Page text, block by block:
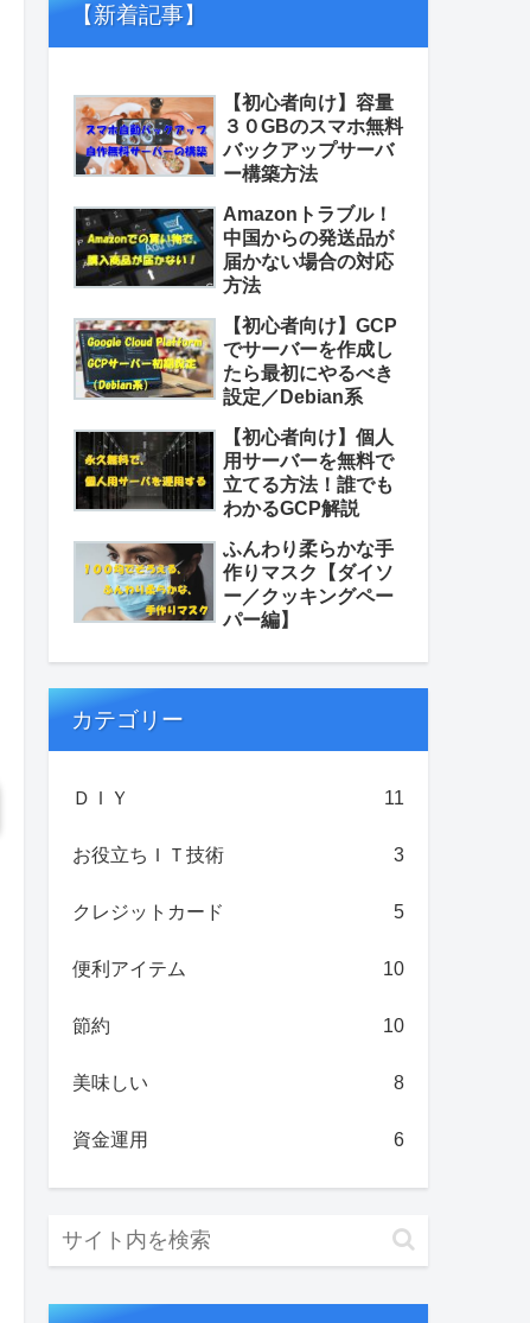
【新着記事】
【初心者向け】容量
３０GBのスマホ無料
バックアップサーバ
ー構築方法
Amazonトラブル！
中国からの発送品が
届かない場合の対応
方法
【初心者向け】GCP
でサーバーを作成し
たら最初にやるべき
設定／Debian系
【初心者向け】個人
用サーバーを無料で
立てる方法！誰でも
わかるGCP解説
ふんわり柔らかな手
作りマスク【ダイソ
ー／クッキングペー
パー編】
カテゴリー
ＤＩＹ 11
お役立ちＩＴ技術 3
クレジットカード 5
便利アイテム 10
節約 10
美味しい 8
資金運用 6